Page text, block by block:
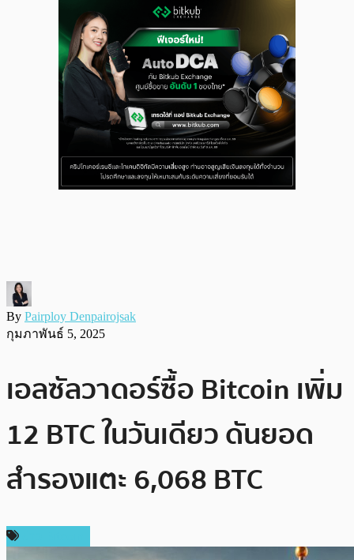
By Pairploy Denpairojsak
กุมภาพันธ์ 5, 2025
เอลซัลวาดอร์ซื้อ Bitcoin เพิ่ม
12 BTC ในวันเดียว ดันยอด
สำรองแตะ 6,068 BTC